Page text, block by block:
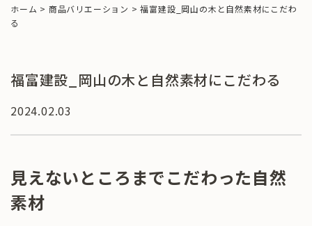
ホーム > 商品バリエーション >福富建設_岡山の木と自然素材にこだわ
る
福富建設_岡山の木と自然素材にこだわる
2024.02.03
見えないところまでこだわった自然
素材